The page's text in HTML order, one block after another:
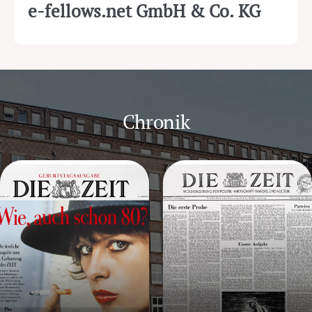
e-fellows.net GmbH & Co. KG
Chronik